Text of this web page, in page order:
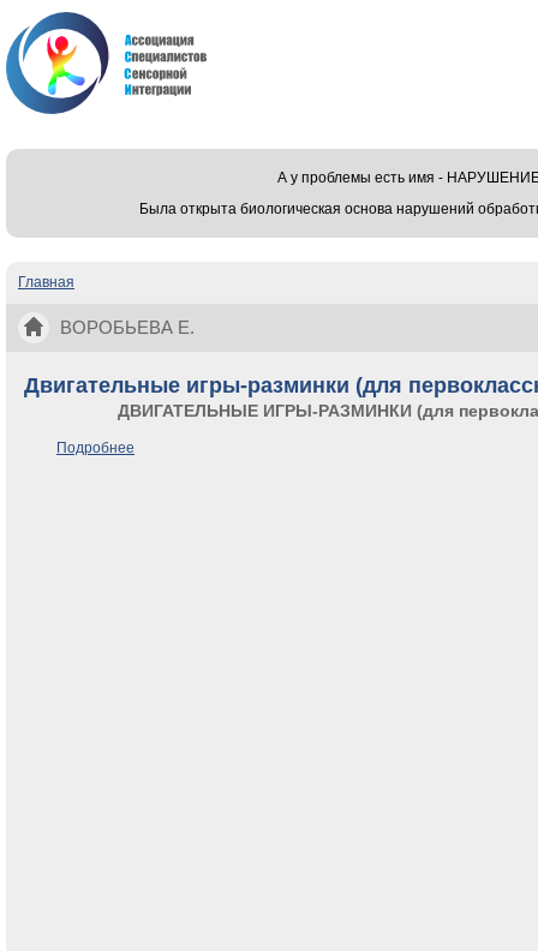
А у проблемы есть имя -
Была открыта биологическая основа нарушений
Вы здесь
Главная
ВОРОБЬЕВА Е.
Двигательные игры-разминки (для
ДВИГАТЕЛЬНЫЕ ИГРЫ-РАЗМИНКИ (для
Подробнее